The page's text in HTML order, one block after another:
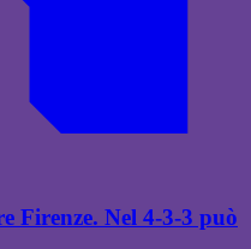
Firenze. Nel 4-3-3 può